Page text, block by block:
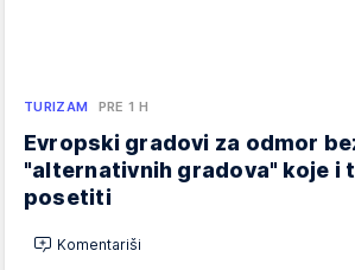
TURIZAM PRE 1 H
Evropski gradovi za odmor
"alternativnih gradova" koje i
posetiti
Komentariši